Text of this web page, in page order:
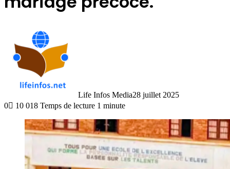
Life Infos Media28 juillet 2025
0
10 018 Temps de lecture 1 minute